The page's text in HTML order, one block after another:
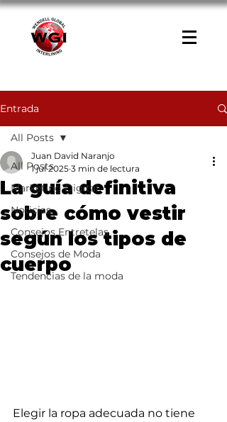
Entrada
All Posts
Marketing Digital
Noticias
Consejos Entretelas
Consejos de Moda
Tendencias de la moda
All Posts
La guía definitiva
sobre cómo vestir
según los tipos de
cuerpo
Juan David Naranjo
1 jul 2025 3 min de lectura
Elegir la ropa adecuada no tiene